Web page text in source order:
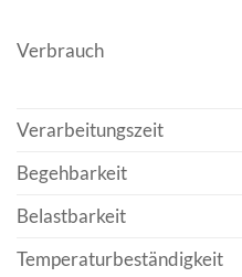
Verbrauch
Verarbeitungszeit
Begehbarkeit
Belastbarkeit
Temperaturbeständigkeit